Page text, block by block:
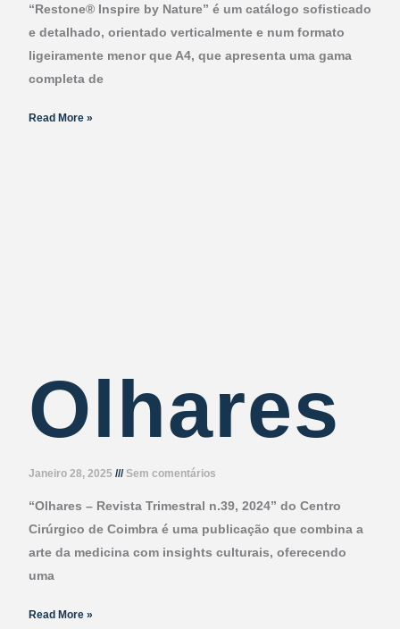
“Restone® Inspire by Nature” é um catálogo sofisticado
e detalhado, orientado verticalmente e num formato
ligeiramente menor que A4, que apresenta uma gama
completa de
Read More »
Olhares
Janeiro 28, 2025 Sem comentários
“Olhares – Revista Trimestral n.39, 2024” do Centro
Cirúrgico de Coimbra é uma publicação que combina a
arte da medicina com insights culturais, oferecendo
uma
Read More »